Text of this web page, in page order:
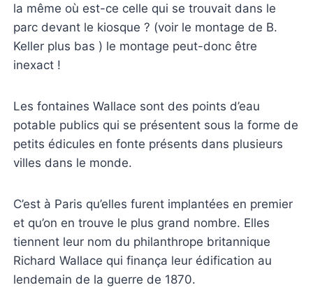
la même où est-ce celle qui se trouvait dans le
parc devant le kiosque ? (voir le montage de B.
Keller plus bas ) le montage peut-donc être
inexact !
Les fontaines Wallace sont des points d’eau
potable publics qui se présentent sous la forme de
petits édicules en fonte présents dans plusieurs
villes dans le monde.
C’est à Paris qu’elles furent implantées en premier
et qu’on en trouve le plus grand nombre. Elles
tiennent leur nom du philanthrope britannique
Richard Wallace qui finança leur édification au
lendemain de la guerre de 1870.